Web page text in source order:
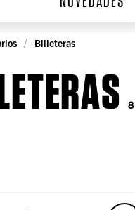
Billeteras
8